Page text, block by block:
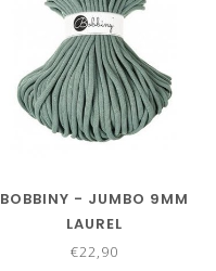
BOBBINY - JUMBO 9MM
LAUREL
€22,90